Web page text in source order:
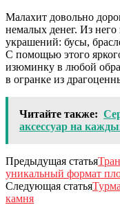
Малахит довольно
немалых денег. Из
украшений: бусы,
С помощью этого
изюминку в любой
в огранке из
Читайте также:
аксессуар на
Предыдущая статья
уникальный формат
Следующая статья
камня